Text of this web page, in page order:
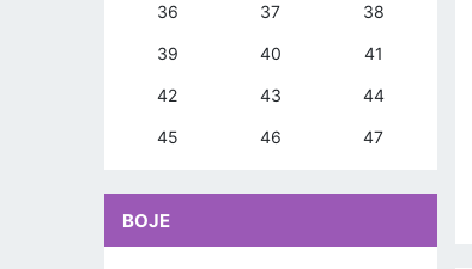
36 37 38
39 40 41
42 43 44
45 46 47
BOJE